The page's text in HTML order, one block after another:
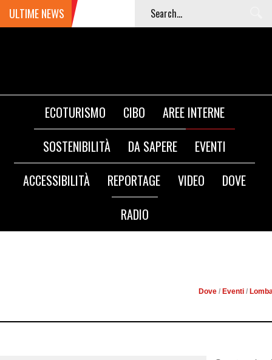
ULTIME NEWS
ECOTURISMO CIBO
AREE INTERNE
SOSTENIBILITÀ
DA SAPERE
EVENTI
REPORTAGE
PIACENZA
Dove/Eventi/